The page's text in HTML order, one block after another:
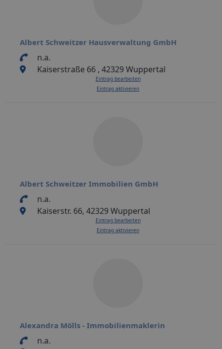
Albert Schweitzer Hausverwaltung GmbH
n.a.
Kaiserstraße 66 , 42329 Wuppertal
Eintrag bearbeiten
Eintrag aktivieren
Albert Schweitzer Immobilien GmbH
n.a.
Kaiserstr. 66, 42329 Wuppertal
Eintrag bearbeiten
Eintrag aktivieren
Alexandra Mölls - Immobilienmaklerin
n.a.